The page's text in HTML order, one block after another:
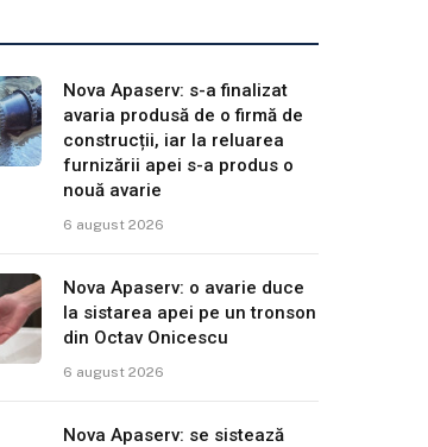
Nova Apaserv: s-a finalizat
avaria produsă de o firmă de
construcții, iar la reluarea
furnizării apei s-a produs o
nouă avarie
6 august 2026
Nova Apaserv: o avarie duce
la sistarea apei pe un tronson
din Octav Onicescu
6 august 2026
Nova Apaserv: se sistează